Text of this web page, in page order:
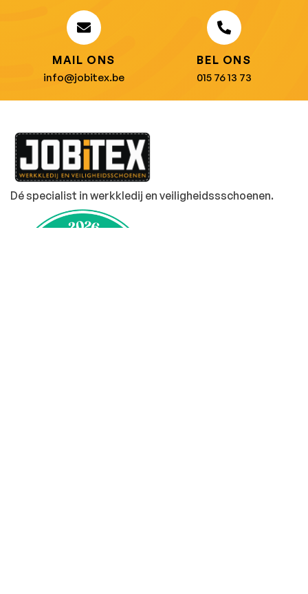
MAIL ONS
info@jobitex.be
BEL ONS
015 76 13 73
Dé specialist in werkkledij en veiligheidssschoenen.